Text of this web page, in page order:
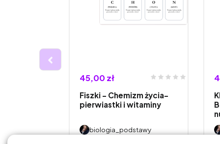
45,00 zł
Fiszki - Chemizm życia-
pierwiastki i witaminy
biologia_podstawy